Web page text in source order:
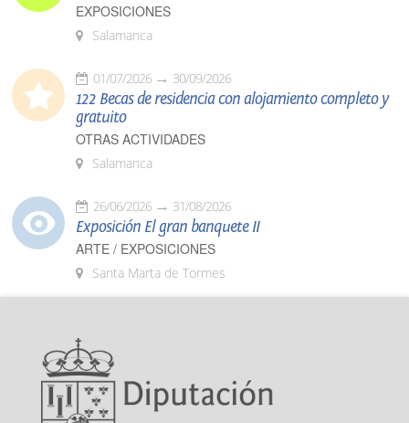
EXPOSICIONES
Salamanca
01/07/2026 30/09/2026
122 Becas de residencia con alojamiento completo y
gratuito
OTRAS ACTIVIDADES
Salamanca
26/06/2026 31/08/2026
Exposición El gran banquete II
ARTE / EXPOSICIONES
Santa Marta de Tormes